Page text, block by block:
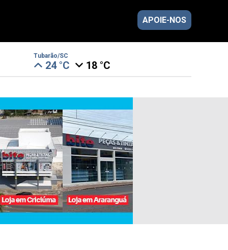
APOIE-NOS
Tubarão/SC
24 °C 18 °C